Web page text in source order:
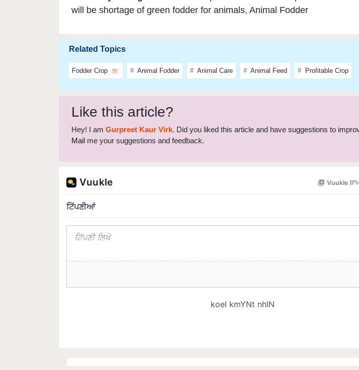
Like this article?
Hey! I am Gurpreet Kaur Virk. Did you liked this article and have suggestions to